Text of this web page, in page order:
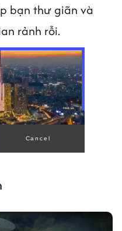
bạn thư giãn và
rảnh rỗi.